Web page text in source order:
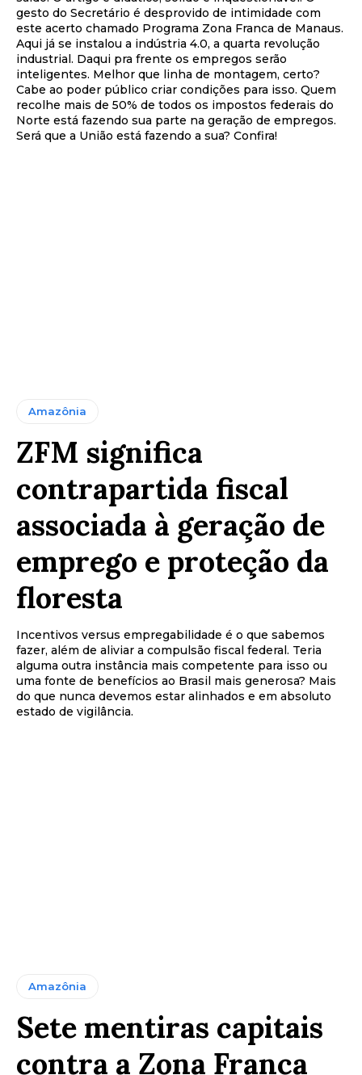
gesto do Secretário é desprovido de intimidade com
este acerto chamado Programa Zona Franca de Manaus.
Aqui já se instalou a indústria 4.0, a quarta revolução
industrial. Daqui pra frente os empregos serão
inteligentes. Melhor que linha de montagem, certo?
Cabe ao poder público criar condições para isso. Quem
recolhe mais de 50% de todos os impostos federais do
Norte está fazendo sua parte na geração de empregos.
Será que a União está fazendo a sua? Confira!
Amazônia
ZFM significa
contrapartida fiscal
associada à geração de
emprego e proteção da
floresta
Incentivos versus empregabilidade é o que sabemos
fazer, além de aliviar a compulsão fiscal federal. Teria
alguma outra instância mais competente para isso ou
uma fonte de benefícios ao Brasil mais generosa? Mais
do que nunca devemos estar alinhados e em absoluto
estado de vigilância.
Amazônia
Sete mentiras capitais
contra a Zona Franca